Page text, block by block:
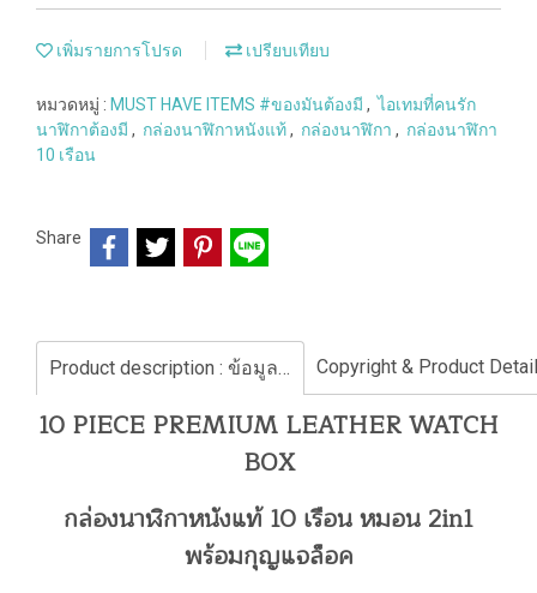
เพิ่มรายการโปรด เปรียบเทียบ
หมวดหมู่ : MUST HAVE ITEMS #ของมันต้องมี , ไอเทมที่คนรัก
นาฬิกาต้องมี , กล่องนาฬิกาหนังแท้, กล่องนาฬิกา , กล่องนาฬิกา
10 เรือน
Share
Product description : ข้อมูลสินค้า
10 PIECE PREMIUM LEATHER WATCH
BOX
กล่องนาฬิกาหนังแท้ 10 เรือน หมอน 2in1
พร้อมกุญแจล็อค